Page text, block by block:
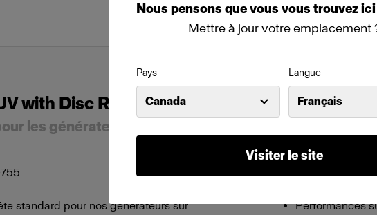
Nous pensons quevous vous trouvezici
Mettre à jour votre emplacement
Pays
Canada
Langue
Français
Visiter le site
with Disc Reflector
les générateurs Pro sur batterie
standard pour nos générateurs sur
Performances